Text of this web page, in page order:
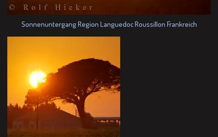
Sonnenuntergang Region Languedoc Roussillon Frankreich